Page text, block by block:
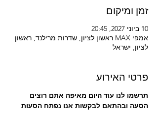
זמן ומיקום
10 ביוני 2027, 20:45
אמפי MAX ראשון לציון, שדרות מרילנד, ראשון
לציון, ישראל
פרטי האירוע
תרשמו לנו עוד היום מאיפה אתם רוצים
הסעה ובהתאם לבקשות אנו נפתח הסעות